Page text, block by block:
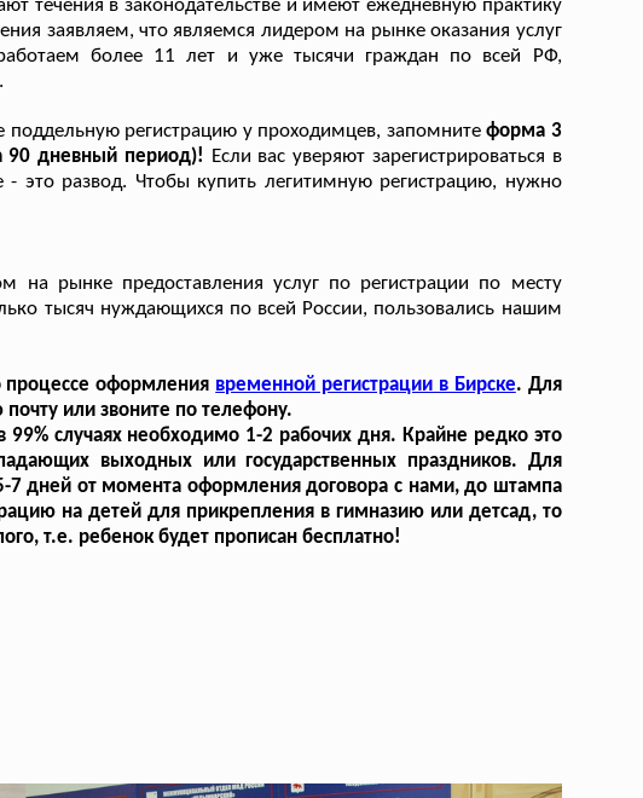
течения в законодательстве и имеют ежедневную практику
заявляем, что являемся лидером на рынке оказания услуг
более 11 лет и уже тысячи граждан по всей РФ,
регистрацию у проходимцев, запомнитеформа 3
90 дневный период)! Если вас уверяют зарегистрироваться в
это развод. Чтобы купить легитимную регистрацию, нужно
на рынке предоставления услуг по регистрации по месту
тысяч нуждающихся по всей России, пользовались нашим
оформления временной регистрации в Бирске. Для
или звоните по телефону.
случаях необходимо 1-2 рабочих дня. Крайне редко это
выходных или государственных праздников. Для
7 дней от момента оформления договора с нами, до штампа
на детей для прикрепления в гимназию или детсад, то
т.е. ребенок будет прописан бесплатно!